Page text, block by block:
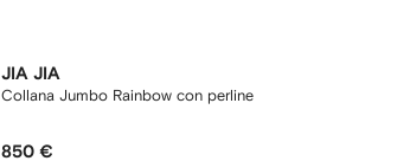
JIA JIA
Collana Jumbo Rainbow con perline
850 €